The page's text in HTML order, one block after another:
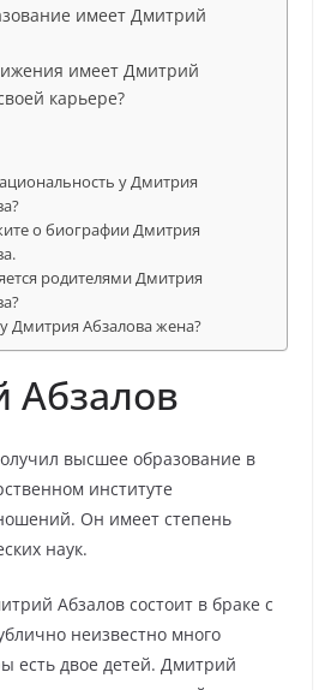
имеет Дмитрий
имеет Дмитрий
карьере?
у Дмитрия
о биографии Дмитрия
родителями Дмитрия
у Дмитрия Абзалова жена?
высшее образование в
институте
Он имеет степень
наук.
Абзалов состоит в браке с
неизвестно много
есть двое детей. Дмитрий